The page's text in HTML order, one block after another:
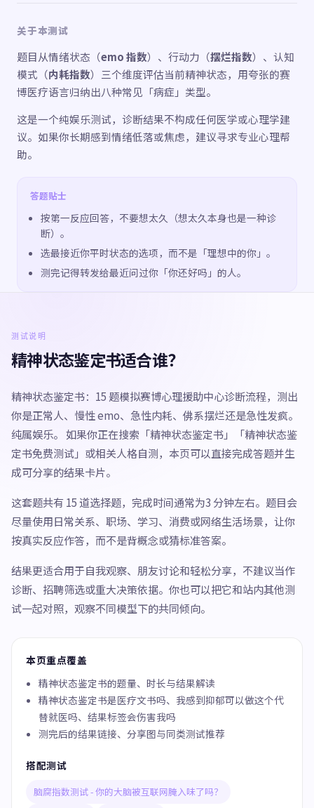
关于本测试
题目从情绪状态（emo 指数）、行动力（摆烂指数）、认知
模式（内耗指数）三个维度评估当前精神状态，用夸张的赛
博医疗语言归纳出八种常见「病症」类型。
这是一个纯娱乐测试，诊断结果不构成任何医学或心理学建
议。如果你长期感到情绪低落或焦虑，建议寻求专业心理帮
助。
答题贴士
按第一反应回答，不要想太久（想太久本身也是一种诊
断）。
选最接近你平时状态的选项，而不是「理想中的你」。
测完记得转发给最近问过你「你还好吗」的人。
测试说明
精神状态鉴定书适合谁？
精神状态鉴定书：15 题模拟赛博心理援助中心诊断流程，测出
你是正常人、慢性 emo、急性内耗、佛系摆烂还是急性发疯。
纯属娱乐。 如果你正在搜索「精神状态鉴定书」「精神状态鉴
定书免费测试」或相关人格自测，本页可以直接完成答题并生
成可分享的结果卡片。
这套题共有 15 道选择题，完成时间通常为3 分钟左右。题目会
尽量使用日常关系、职场、学习、消费或网络生活场景，让你
按真实反应作答，而不是背概念或猜标准答案。
结果更适合用于自我观察、朋友讨论和轻松分享，不建议当作
诊断、招聘筛选或重大决策依据。你也可以把它和站内其他测
试一起对照，观察不同模型下的共同倾向。
本页重点覆盖
精神状态鉴定书的题量、时长与结果解读
精神状态鉴定书是医疗文书吗、我感到抑郁可以做这个代
替就医吗、结果标签会伤害我吗
测完后的结果链接、分享图与同类测试推荐
搭配测试
脑腐指数测试 - 你的大脑被互联网腌入味了吗？